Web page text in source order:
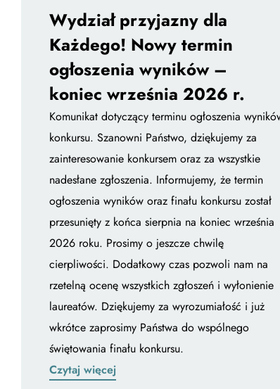
Wydział przyjazny dla
Każdego! Nowy termin
ogłoszenia wyników –
koniec września 2026 r.
Komunikat dotyczący terminu ogłoszenia
konkursu. Szanowni Państwo, dziękujemy za
zainteresowanie konkursem oraz za wszystkie
nadesłane zgłoszenia. Informujemy, że termin
ogłoszenia wyników oraz finału konkursu został
przesunięty z końca sierpnia na koniec września
2026 roku. Prosimy o jeszcze chwilę
cierpliwości. Dodatkowy czas pozwoli nam na
rzetelną ocenę wszystkich zgłoszeń i wyłonienie
laureatów. Dziękujemy za wyrozumiałość i już
wkrótce zaprosimy Państwa do wspólnego
świętowania finału konkursu.
Czytaj więcej